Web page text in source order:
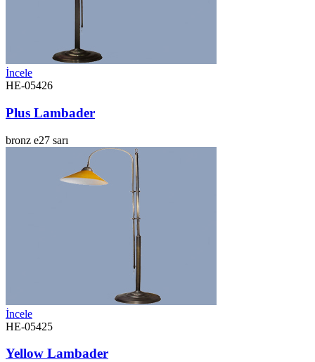
İncele
HE-05426
Plus Lambader
bronz e27 sarı
İncele
HE-05425
Yellow Lambader